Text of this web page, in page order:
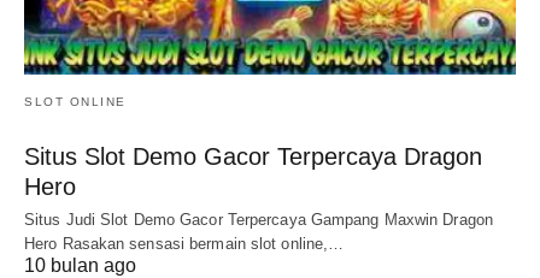
SLOT ONLINE
Situs Slot Demo Gacor Terpercaya Dragon
Hero
Situs Judi Slot Demo Gacor Terpercaya Gampang Maxwin Dragon
Hero Rasakan sensasi bermain slot online,…
10 bulan ago